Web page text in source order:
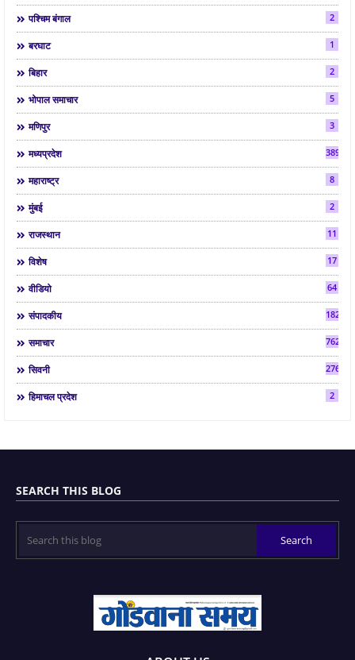
पश्चिम बंगाल 2
बरघाट 1
बिहार 2
भोपाल समाचार 5
मणिपुर 3
मध्यप्रदेश 3892
महाराष्ट्र 8
मुंबई 2
राजस्थान 11
विशेष 17
वीडियो 64
संपादकीय 182
समाचार 7624
सिवनी 2763
हिमाचल प्रदेश 2
SEARCH THIS BLOG